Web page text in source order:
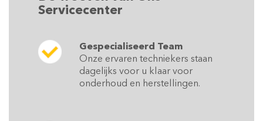
Servicecenter
Gespecialiseerd Team
Onze ervaren techniekers staan
dagelijks voor u klaar voor
onderhoud en herstellingen.